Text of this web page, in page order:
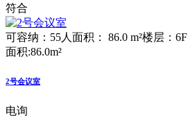
符合
可容纳：55人 面积： 86.0 m²楼层：6F
面积:86.0m²
2号会议室
电询